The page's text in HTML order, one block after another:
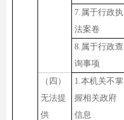
7.属于行政执
法案卷
8.属于行政查
询事项
（四）
无法提
供
1.本机关不掌
握相关政府
信息